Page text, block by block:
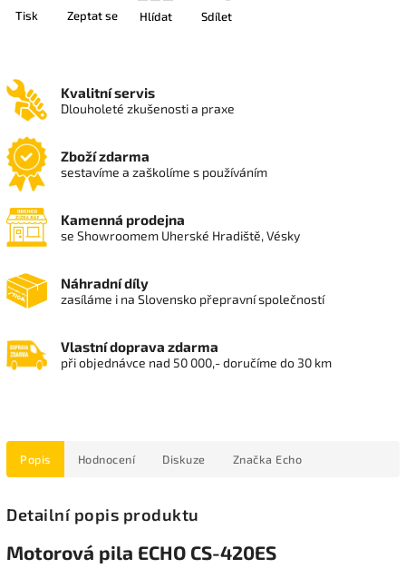
Tisk Zeptat se Hlídat Sdílet
Kvalitní servis
Dlouholeté zkušenosti a praxe
Zboží zdarma
sestavíme a zaškolíme s používáním
Kamenná prodejna
se Showroomem Uherské Hradiště, Vésky
Náhradní díly
zasíláme i na Slovensko přepravní společností
Vlastní doprava zdarma
při objednávce nad 50 000,- doručíme do 30 km
Popis Hodnocení Diskuze Značka Echo
Detailní popis produktu
Motorová pila ECHO CS-420ES